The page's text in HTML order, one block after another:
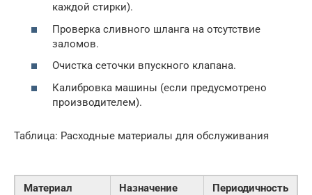
каждой стирки).
Проверка сливного шланга на отсутствие
заломов.
Очистка сеточки впускного клапана.
Калибровка машины (если предусмотрено
производителем).
Таблица: Расходные материалы для обслуживания
Материал Назначение
Периодичность